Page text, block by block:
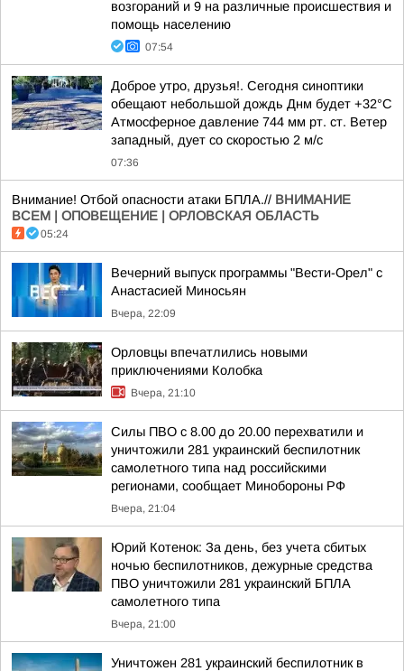
возгораний и 9 на различные происшествия и
помощь населению
07:54
Доброе утро, друзья!. Сегодня синоптики
обещают небольшой дождь Днм будет +32°С
Атмосферное давление 744 мм рт. ст. Ветер
западный, дует со скоростью 2 м/с
07:36
Внимание! Отбой опасности атаки БПЛА.// ВНИМАНИЕ
ВСЕМ | ОПОВЕЩЕНИЕ | ОРЛОВСКАЯ ОБЛАСТЬ
05:24
Вечерний выпуск программы "Вести-Орел" с
Анастасией Миносьян
Вчера, 22:09
Орловцы впечатлились новыми
приключениями Колобка
Вчера, 21:10
Силы ПВО с 8.00 до 20.00 перехватили и
уничтожили 281 украинский беспилотник
самолетного типа над российскими
регионами, сообщает Минобороны РФ
Вчера, 21:04
Юрий Котенок: За день, без учета сбитых
ночью беспилотников, дежурные средства
ПВО уничтожили 281 украинский БПЛА
самолетного типа
Вчера, 21:00
Уничтожен 281 украинский беспилотник в